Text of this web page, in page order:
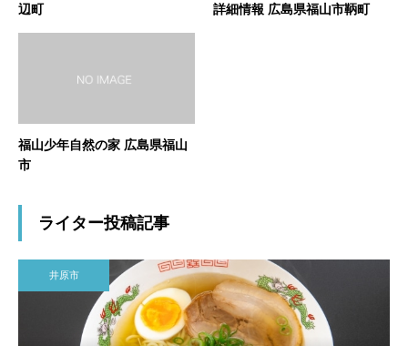
辺町
詳細情報 広島県福山市鞆町
福山少年自然の家 広島県福山
市
ライター投稿記事
井原市